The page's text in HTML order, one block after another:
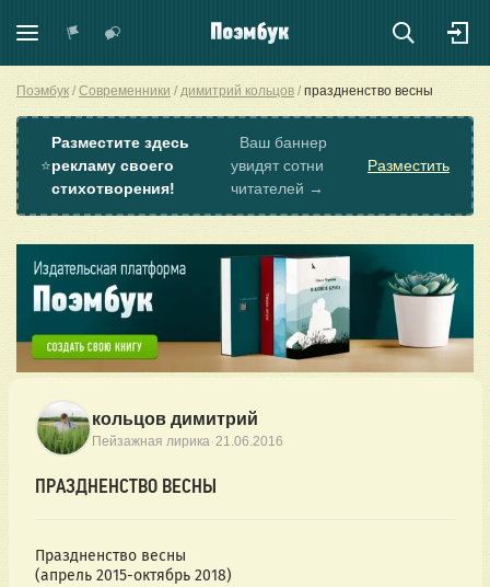
Поэмбук Современники димитрий кольцов праздненство весны
⭐
Разместите здесь
рекламу своего
стихотворения!
Ваш баннер
увидят сотни
читателей →
Разместить
кольцов димитрий
Пейзажная лирика·21.06.2016
ПРАЗДНЕНСТВО ВЕСНЫ
Праздненство весны
(апрель 2015-октябрь 2018)